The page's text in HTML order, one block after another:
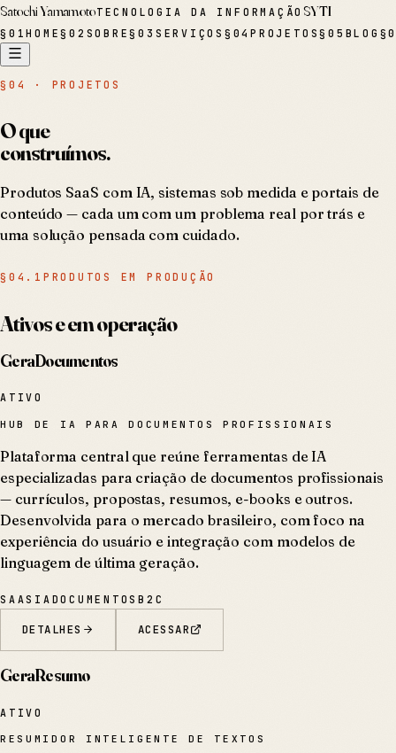
Satochi YamamotoTECNOLOGIA DA INFORMAÇÃOSYTI
§ 01HOME§02 SOBRE§03 SERVIÇOS § 04PROJETOS§05 BLOG §
§04 · PROJETOS
O que
construímos.
Produtos SaaS com IA, sistemas sob medida e portais de
conteúdo — cada um com um problema real por trás e
uma solução pensada com cuidado.
§ 04.1 PRODUTOS EM PRODUÇÃO
Ativos e em operação
GeraDocumentos
ATIVO
HUB DE IA PARA DOCUMENTOS PROFISSIONAIS
Plataforma central que reúne ferramentas de IA
especializadas para criação de documentos profissionais
— currículos, propostas, resumos, e-books e outros.
Desenvolvida para o mercado brasileiro, com foco na
experiência do usuário e integração com modelos de
linguagem de última geração.
SAAS IA DOCUMENTOSB2C
DETALHES ACESSAR
GeraResumo
ATIVO
RESUMIDOR INTELIGENTE DE TEXTOS